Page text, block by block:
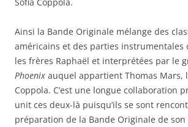
Ainsi la Bande Originale mélange des
américains et des parties instrumentales
les frères Raphaël et interprétées par le
Phoenix auquel appartient Thomas Mars,
Coppola. C’est une longue collaboration
unit ces deux-là puisqu’ils se sont
préparation de la Bande Originale de